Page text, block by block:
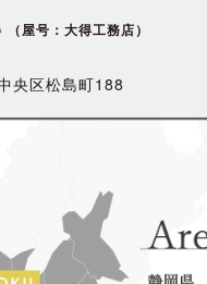
（屋号：大得工務店）
央区松島町188